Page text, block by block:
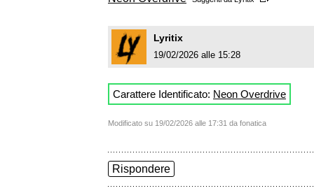
Lyritix
19/02/2026 alle 15:28
Carattere Identificato: Neon Overdrive
Modificato su 19/02/2026 alle 17:31 da fonatica
Rispondere